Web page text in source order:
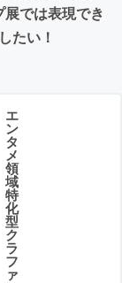
では表現でき
たい！
エ
ン
タ
メ
領
域
特
化
型
ク
ラ
フ
ァ